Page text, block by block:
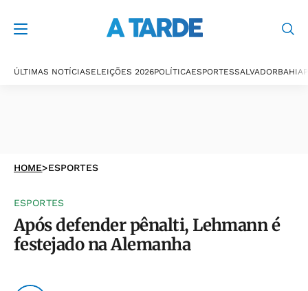
ÚLTIMAS NOTÍCIASELEIÇÕES 2026POLÍTICAESPORTESSALVADORBAHIA
HOME>ESPORTES
ESPORTES
Após defender pênalti, Lehmann é
festejado na Alemanha